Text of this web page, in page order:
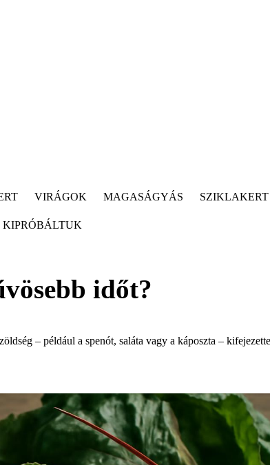
VIRÁGOK MAGASÁGYÁS SZIKLAKERT
KIPRÓBÁLTUK
időt?
– például a spenót, saláta vagy a káposzta –